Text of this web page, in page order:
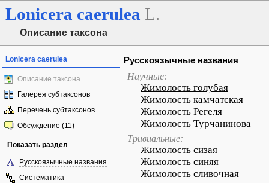
Lonicera caerulea L.
Описание таксона
Lonicera caerulea
Описание таксона
Галерея субтаксонов
Перечень субтаксонов
Обсуждение (11)
Показать раздел
Русскоязычные названия
Систематика
Русскоязычные названия
Научные:
Жимолость голубая
Жимолость камчатская
Жимолость Регеля
Жимолость Турчанинова
Тривиальные:
Жимолость сизая
Жимолость синяя
Жимолость сливочная